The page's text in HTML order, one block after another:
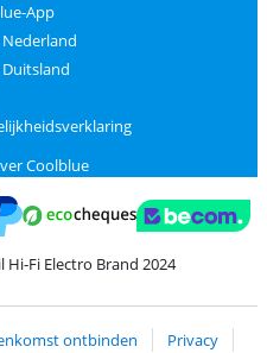
App
Coolblue
via ClickToPay
Betalen met PayPal
Hi-Fi Electro Brand 2024
ontbinden
Privacy